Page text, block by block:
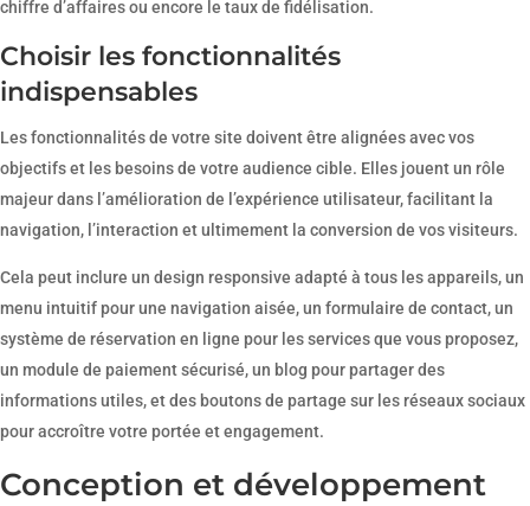
chiffre d’affaires ou encore le taux de fidélisation.
Choisir les fonctionnalités
indispensables
Les fonctionnalités de votre site doivent être alignées avec vos
objectifs et les besoins de votre audience cible. Elles jouent un rôle
majeur dans l’amélioration de l’expérience utilisateur, facilitant la
navigation, l’interaction et ultimement la conversion de vos visiteurs.
Cela peut inclure un design responsive adapté à tous les appareils, un
menu intuitif pour une navigation aisée, un formulaire de contact, un
système de réservation en ligne pour les services que vous proposez,
un module de paiement sécurisé, un blog pour partager des
informations utiles, et des boutons de partage sur les réseaux sociaux
pour accroître votre portée et engagement.
Conception et développement